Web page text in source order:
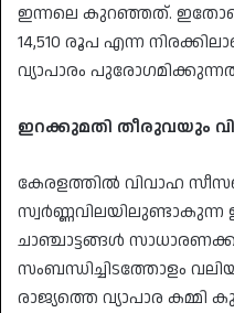
ഇന്നലെ കുറഞ്ഞത്. ഇതോടെ
14,510 രൂപ എന്ന
വ്യാപാരം
ഇറക്കുമതി തീരുവയും
കേരളത്തിൽ വിവാഹ
ചാഞ്ചാട്ടങ്ങൾ
സംബന്ധിച്ചിടത്തോളം
രാജ്യത്തെ വ്യാപാര